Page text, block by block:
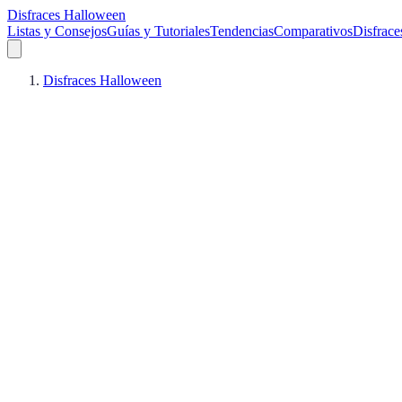
Disfraces Halloween
Listas y ConsejosGuías y TutorialesTendenciasComparativos
Disfraces Halloween